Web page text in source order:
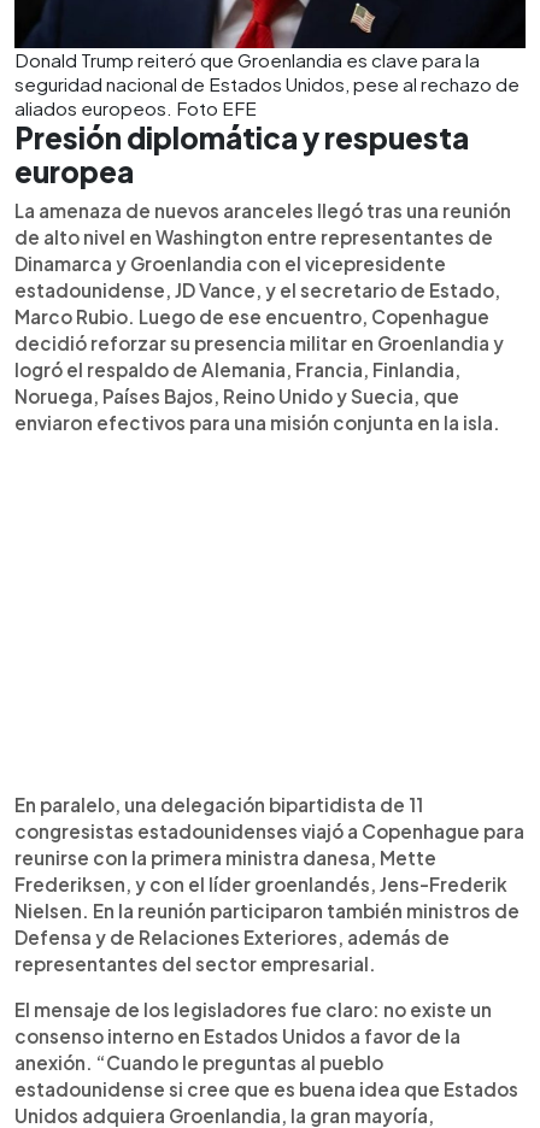
Donald Trump reiteró que Groenlandia es clave para la
seguridad nacional de Estados Unidos, pese al rechazo de
aliados europeos. Foto EFE
Presión diplomática y respuesta
europea
La amenaza de nuevos aranceles llegó tras una reunión
de alto nivel en Washington entre representantes de
Dinamarca y Groenlandia con el vicepresidente
estadounidense, JD Vance, y el secretario de Estado,
Marco Rubio. Luego de ese encuentro, Copenhague
decidió reforzar su presencia militar en Groenlandia y
logró el respaldo de Alemania, Francia, Finlandia,
Noruega, Países Bajos, Reino Unido y Suecia, que
enviaron efectivos para una misión conjunta en la isla.
En paralelo, una delegación bipartidista de 11
congresistas estadounidenses viajó a Copenhague para
reunirse con la primera ministra danesa, Mette
Frederiksen, y con el líder groenlandés, Jens-Frederik
Nielsen. En la reunión participaron también ministros de
Defensa y de Relaciones Exteriores, además de
representantes del sector empresarial.
El mensaje de los legisladores fue claro: no existe un
consenso interno en Estados Unidos a favor de la
anexión. “Cuando le preguntas al pueblo
estadounidense si cree que es buena idea que Estados
Unidos adquiera Groenlandia, la gran mayoría,